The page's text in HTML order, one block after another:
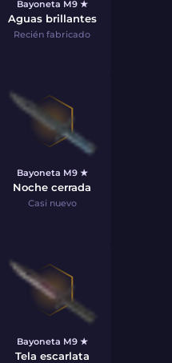
Bayoneta M9 ★
Aguas brillantes
Recién fabricado
Bayoneta M9 ★
Noche cerrada
Casi nuevo
Bayoneta M9 ★
Tela escarlata